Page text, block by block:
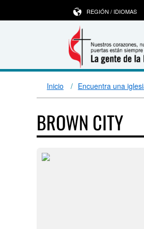
REGIÓN / IDIOMAS
Inicio Encuentra una
BROWN CITY